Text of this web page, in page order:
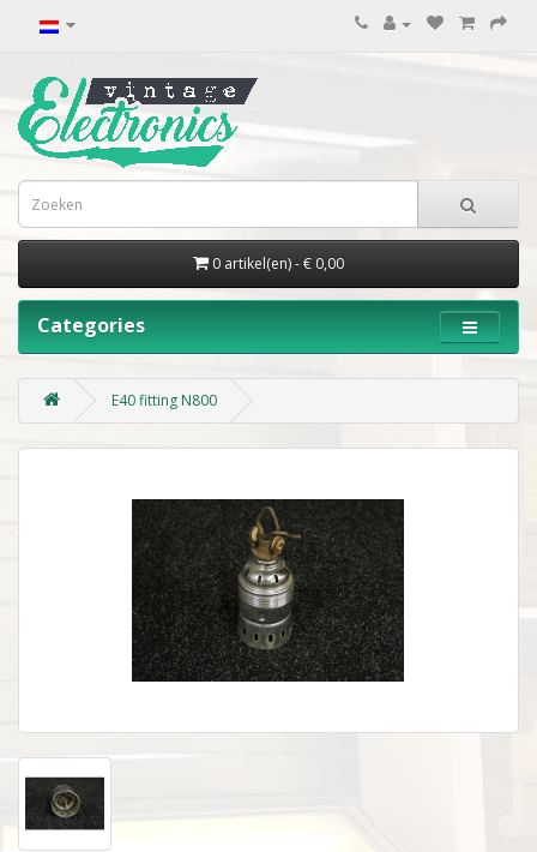
0 artikel(en) - € 0,00
Categories
E40 fitting N800